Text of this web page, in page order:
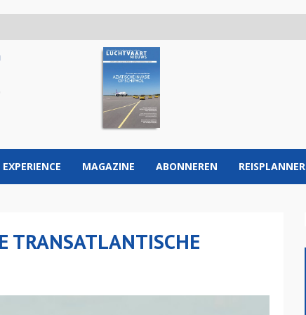
EXPERIENCE MAGAZINE ABONNEREN REISPLANNER
TRANSATLANTISCHE